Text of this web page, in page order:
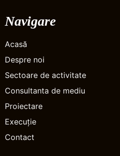
Navigare
Acasă
Despre noi
Sectoare de activitate
Consultanta de mediu
Proiectare
Execuție
Contact